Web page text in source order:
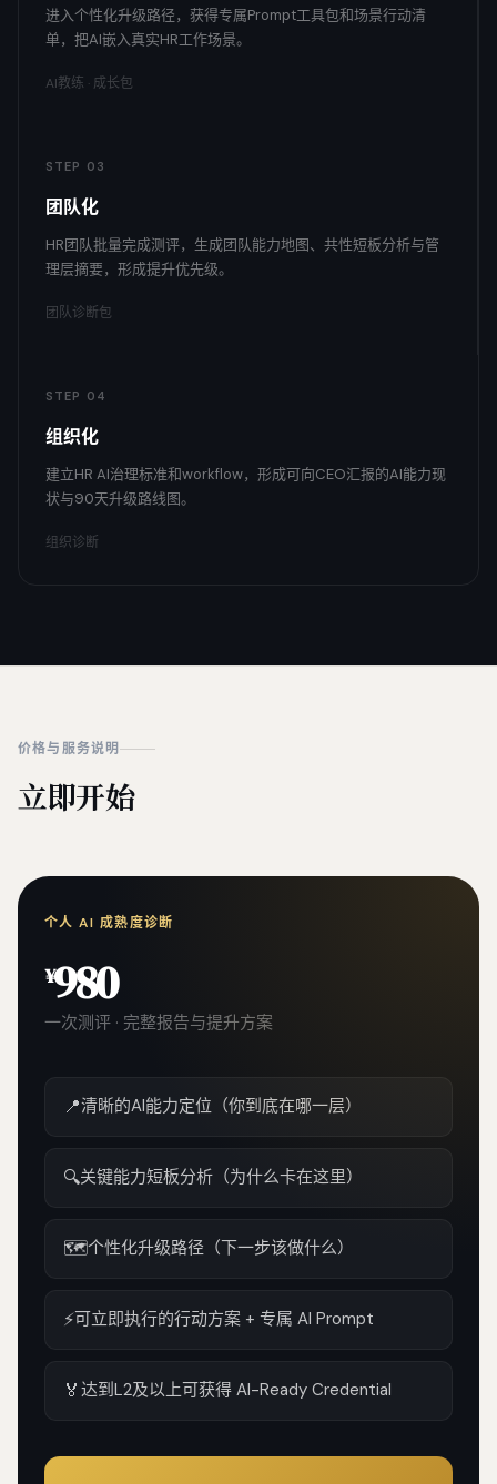
进入个性化升级路径，获得专属Prompt工具包和场景行动清
单，把AI嵌入真实HR工作场景。
AI教练 · 成长包
STEP 03
团队化
HR团队批量完成测评，生成团队能力地图、共性短板分析与管
理层摘要，形成提升优先级。
团队诊断包
STEP 04
组织化
建立HR AI治理标准和workflow，形成可向CEO汇报的AI能力现
状与90天升级路线图。
组织诊断
价格与服务说明
立即开始
个人 AI 成熟度诊断
¥980
一次测评 · 完整报告与提升方案
📍清晰的AI能力定位（你到底在哪一层）
🔍关键能力短板分析（为什么卡在这里）
🗺️个性化升级路径（下一步该做什么）
⚡可立即执行的行动方案 + 专属 AI Prompt
🏅 达到L2及以上可获得 AI-Ready Credential